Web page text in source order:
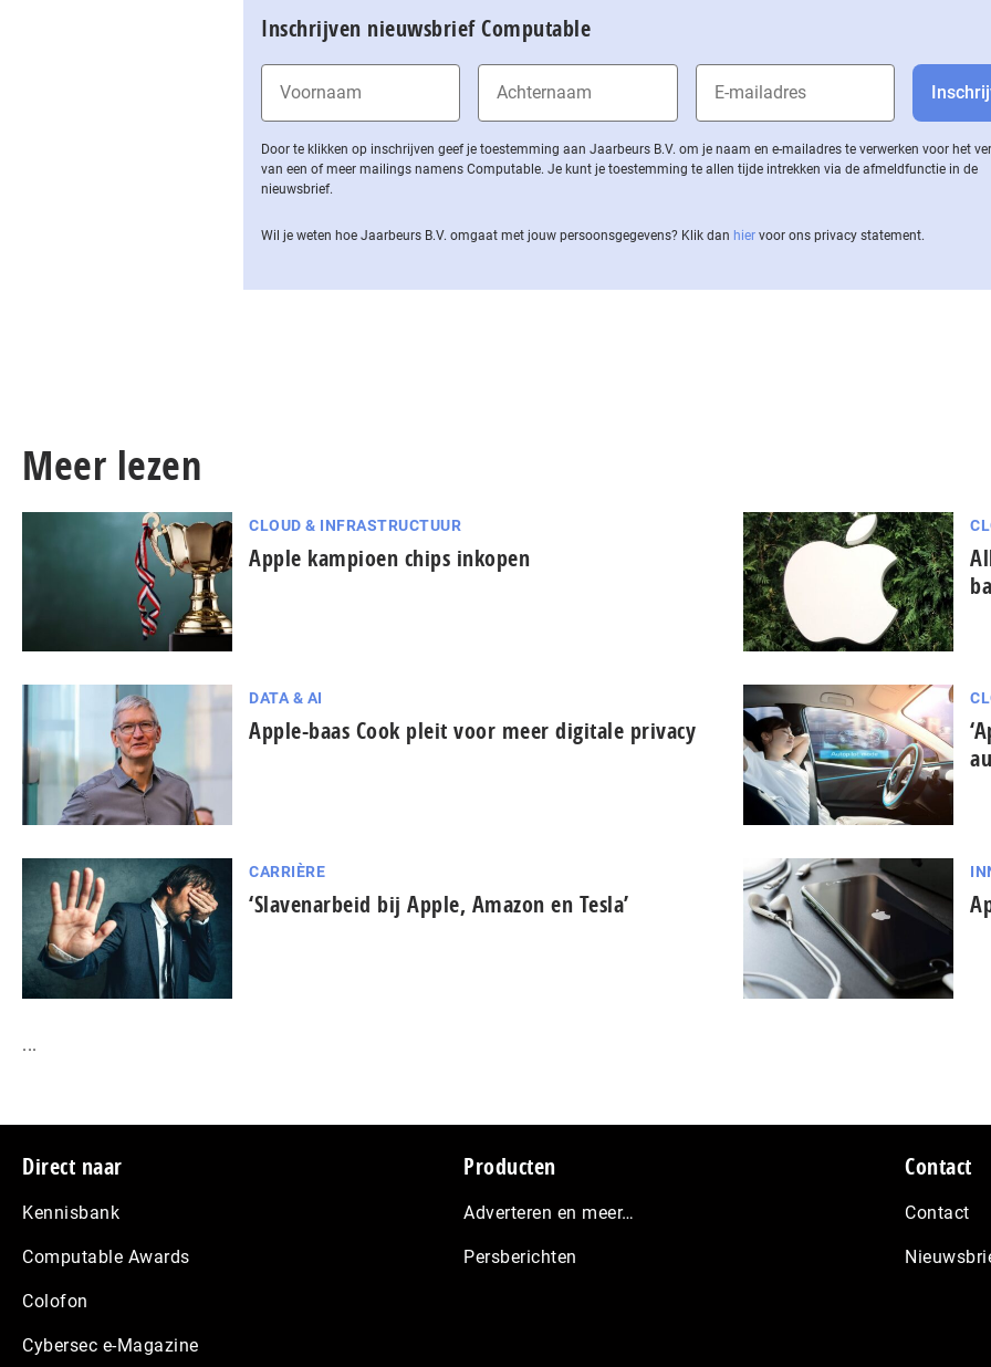
Inschrijven nieuwsbrief Computable
Door te klikken op inschrijven geef je toestemming aan Jaarbeurs B.V. om je naam en e-mailadres te verwerken voor het
van een of meer mailings namens Computable. Je kunt je toestemming te allen tijde intrekken via de af­meld­func­tie in de
nieuwsbrief.
Wil je weten hoe Jaarbeurs B.V. omgaat met jouw per­soons­ge­ge­vens? Klik dan hier voor ons privacy statement.
Meer lezen
CLOUD & INFRASTRUCTUUR
Apple kampioen chips inkopen
DATA & AI
Apple-baas Cook pleit voor meer digitale privacy
CARRIÈRE
‘Slavenarbeid bij Apple, Amazon en Tesla’
...
Footer
Direct naar
Kennisbank
Computable Awards
Colofon
Cybersec e-Magazine
Producten
Adverteren en meer…
Persberichten
Contact
Contact